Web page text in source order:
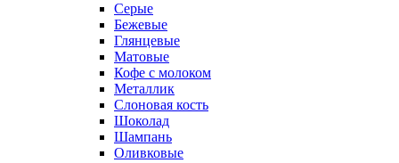
Серые
Бежевые
Глянцевые
Матовые
Кофе с молоком
Металлик
Слоновая кость
Шоколад
Шампань
Оливковые